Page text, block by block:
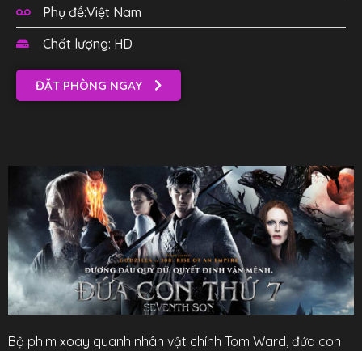
Phụ đề:Việt Nam
Chất lượng: HD
ĐẶT PHÒNG NGAY
Bộ phim xoay quanh nhân vật chính Tom Ward, đứa con